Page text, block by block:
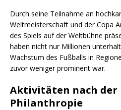
Durch seine Teilnahme an
Weltmeisterschaft und der Copa
des Spiels auf der Weltbühne
haben nicht nur Millionen
Wachstum des Fußballs in
zuvor weniger prominent war.
Aktivitäten nach der
Philanthropie